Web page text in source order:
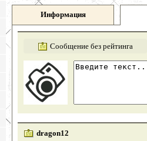
Информация
Сообщение без рейтинга
dragon12